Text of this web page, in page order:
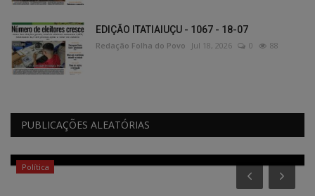
EDIÇÃO ITATIAIUÇU - 1067 - 18-07
Redação Folha do Povo Jul 18, 2026 0 88
PUBLICAÇÕES ALEATÓRIAS
Política